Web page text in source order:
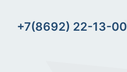
+7(8692) 22-13-00